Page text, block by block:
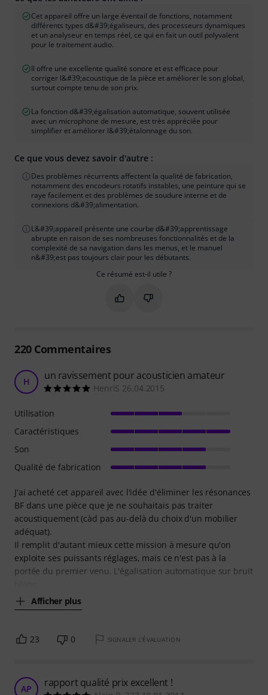
Cet appareil offre un large éventail de fonctions, notamment
différents types d&#39;égaliseurs, des processeurs dynamiques
et un analyseur en temps réel, ce qui en fait un outil polyvalent
pour le traitement audio.
Il offre une excellente qualité sonore et est efficace pour
corriger l&#39;acoustique de la pièce et améliorer le son global,
surtout compte tenu de son prix.
La fonction d&#39;égalisation automatique, souvent utilisée
avec un microphone de mesure, est très appréciée pour
simplifier et améliorer l&#39;étalonnage du son.
Ce que vous devez savoir d'autre :
Des problèmes récurrents affectent la qualité de fabrication,
notamment des encodeurs rotatifs instables, une peinture qui se
raye facilement et des problèmes de soudure interne et de
connexions d&#39;alimentation.
L&#39;appareil présente une courbe d&#39;apprentissage
abrupte en raison de ses nombreuses fonctionnalités et de la
complexité de sa navigation dans les menus, et le manuel
n&#39;est pas toujours clair pour les débutants.
Ce résumé est-il utile ?
Marquer ce résumé comme utile
Marquer ce résumé comme
220Commentaires
H un ravissement pour acousticien amateur
HenriS 26.04.2015
J'ai acheté cet appareil avec l'idée d'éliminer les résonances
BF dans une pièce que je ne souhaitais pas traiter
acoustiquement (càd pas au-delà du choix d'un mobilier
adéquat).
Il remplit d'autant mieux cette mission à mesure qu'on
exploite ses puissants réglages, mais ce n'est pas à la
portée du premier venu. L'égalisation automatique sur bruit
Afficher plus
Utilisation
Caractéristiques
Son
Qualité de fabrication
23 0 SIGNALER L'ÉVALUATION
AP rapport qualité prix excellent !